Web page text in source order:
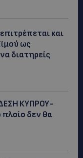
και
ως
διατηρείς
ΚΥΠΡΟΥ-
δεν θα